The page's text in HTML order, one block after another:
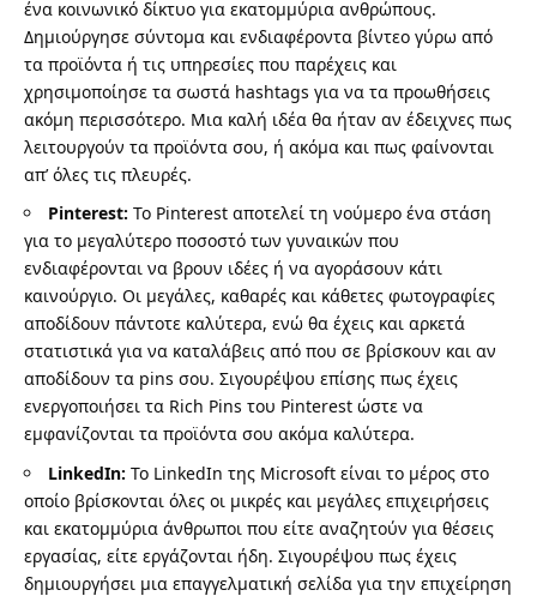
ένα κοινωνικό δίκτυο για εκατομμύρια ανθρώπους.
Δημιούργησε σύντομα και ενδιαφέροντα βίντεο γύρω από
τα προϊόντα ή τις υπηρεσίες που παρέχεις και
χρησιμοποίησε τα σωστά hashtags για να τα προωθήσεις
ακόμη περισσότερο. Μια καλή ιδέα θα ήταν αν έδειχνες πως
λειτουργούν τα προϊόντα σου, ή ακόμα και πως φαίνονται
απ’ όλες τις πλευρές.
Pinterest: Το Pinterest αποτελεί τη νούμερο ένα στάση
για το μεγαλύτερο ποσοστό των γυναικών που
ενδιαφέρονται να βρουν ιδέες ή να αγοράσουν κάτι
καινούργιο. Οι μεγάλες, καθαρές και κάθετες φωτογραφίες
αποδίδουν πάντοτε καλύτερα, ενώ θα έχεις και αρκετά
στατιστικά για να καταλάβεις από που σε βρίσκουν και αν
αποδίδουν τα pins σου. Σιγουρέψου επίσης πως έχεις
ενεργοποιήσει τα Rich Pins του Pinterest ώστε να
εμφανίζονται τα προϊόντα σου ακόμα καλύτερα.
LinkedIn: Το LinkedIn της Microsoft είναι το μέρος στο
οποίο βρίσκονται όλες οι μικρές και μεγάλες επιχειρήσεις
και εκατομμύρια άνθρωποι που είτε αναζητούν για θέσεις
εργασίας, είτε εργάζονται ήδη. Σιγουρέψου πως έχεις
δημιουργήσει μια επαγγελματική σελίδα για την επιχείρηση